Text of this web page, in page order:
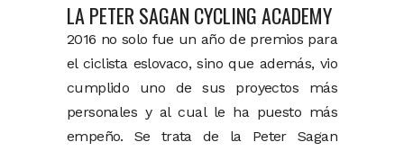
LA PETER SAGAN CYCLING ACADEMY
2016 no solo fue un año de premios para
el ciclista eslovaco, sino que además, vio
cumplido uno de sus proyectos más
personales y al cual le ha puesto más
empeño. Se trata de la Peter Sagan